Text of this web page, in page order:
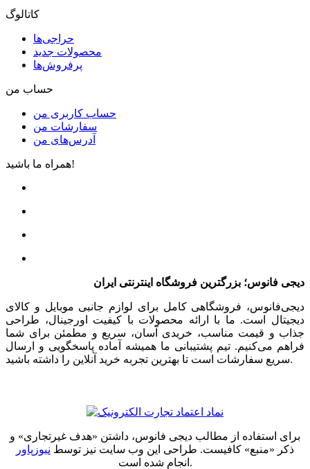
کاتالوگ
حراجی‌ها
محصولات جدید
پرفروش‌ها
حساب من
حساب کاربری من
سفارشات من
آدرس‌های من
همراه ما باشید!
دیجی فانوس؛ بزرگترین فروشگاه اینترنتی ایران
دیجی‌فانوس، فروشگاهی کامل برای لوازم جانبی موبایل و کالای
دیجیتال است. ما با ارائه محصولات با کیفیت اورجینال، طراحی
جذاب و قیمت مناسب، خریدی آسان، سریع و مطمئن برای شما
فراهم می‌کنیم. تیم پشتیبانی ما همیشه آماده پاسخگویی و ارسال
سریع سفارشات است تا بهترین تجربه خرید آنلاین را داشته باشید.
برای استفاده از مطالب دیجی فانوس، داشتن «هدف غیرتجاری» و
ذکر «منبع» کافیست. طراحی این وب سایت نیز توسط نیوزپاور
انجام شده است.